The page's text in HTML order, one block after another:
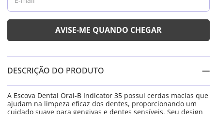
DESCRIÇÃO DO PRODUTO
A Escova Dental Oral-B Indicator 35 possui cerdas macias que
ajudam na limpeza eficaz dos dentes, proporcionando um
cuidado suave para gengivas e dentes sensíveis. Seu design